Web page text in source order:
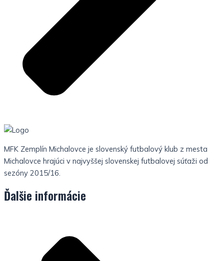
MFK Zemplín Michalovce je slovenský futbalový klub z mesta
Michalovce hrajúci v najvyššej slovenskej futbalovej súťaži od
sezóny 2015/16.
Ďalšie informácie